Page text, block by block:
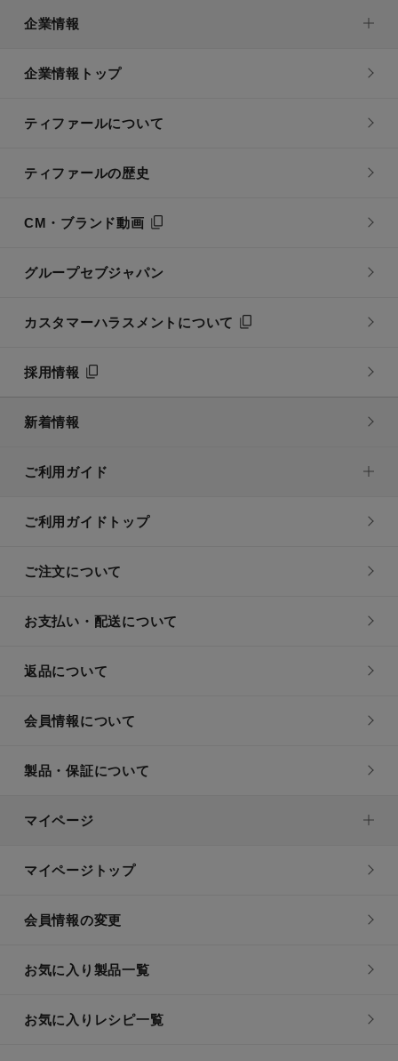
企業情報
企業情報トップ
ティファールについて
ティファールの歴史
CM・ブランド動画
グループセブジャパン
カスタマーハラスメントについて
採用情報
新着情報
ご利用ガイド
ご利用ガイドトップ
ご注文について
お支払い・配送について
返品について
会員情報について
製品・保証について
マイページ
マイページトップ
会員情報の変更
お気に入り製品一覧
お気に入りレシピ一覧